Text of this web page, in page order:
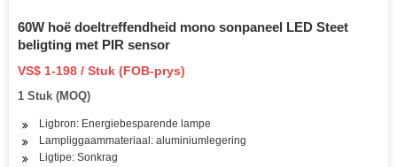
60W hoë doeltreffendheid mono sonpaneel LED Steet
beligting met PIR sensor
VS$ 1-198 / Stuk (FOB-prys)
1 Stuk (MOQ)
Ligbron: Energiebesparende lampe
Lampliggaammateriaal: aluminiumlegering
Ligtipe: Sonkrag